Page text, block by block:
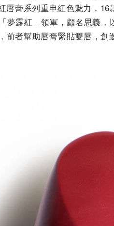
唇膏系列重申紅色魅力，
夢露紅」領軍，顧名思義
前者幫助唇膏緊貼雙唇，